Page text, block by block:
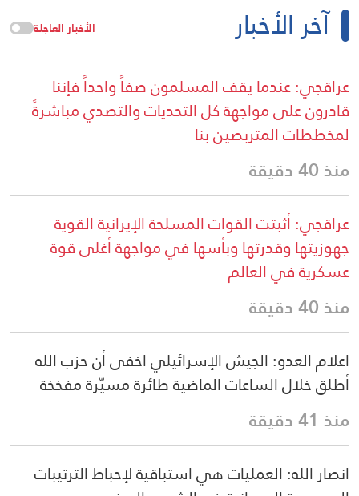
آخر الأخبار الأخبار العاجلة
عراقجي: عندما يقف المسلمون صفاً واحداً فإننا
قادرون على مواجهة كل التحديات والتصدي مباشرةً
لمخططات المتربصين بنا
منذ 40 دقيقة
عراقجي: أثبتت القوات المسلحة الإيرانية القوية
جهوزيتها وقدرتها وبأسها في مواجهة أغلى قوة
عسكرية في العالم
منذ 40 دقيقة
اعلام العدو: الجيش الإسرائيلي اخفى أن حزب الله
أطلق خلال الساعات الماضية طائرة مسيّرة مفخخة
منذ 41 دقيقة
انصار الله: العمليات هي استباقية لإحباط الترتيبات